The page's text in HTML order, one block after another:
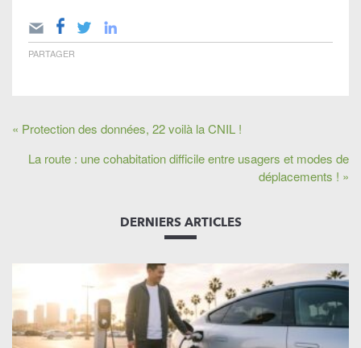
PARTAGER
« Protection des données, 22 voilà la CNIL !
La route : une cohabitation difficile entre usagers et modes de
déplacements ! »
DERNIERS ARTICLES